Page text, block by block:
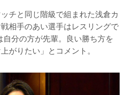
チと同じ階級で組まれた浅倉カ
相手のあい選手はレスリングで
分の方が先輩。良い勝ち方を
がりたい」とコメント。